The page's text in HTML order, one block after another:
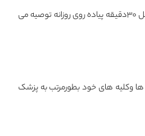
مناسب وکافی داشته باشید. حداقل 30دقیقه پیاده روی روزانه توصیه می
وکلیه های خود بطورمرتب به پزشک